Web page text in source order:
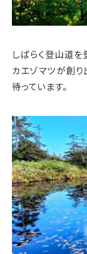
しばらく登山道を
カエゾマツが創
待っています。